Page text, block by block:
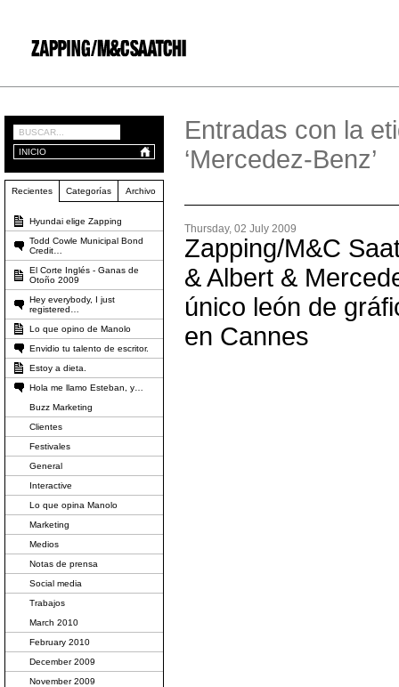
Entradas con la
‘Mercedez-Benz’
Thursday, 02 July 2009
Zapping/M&C
& Albert &
único león de
en Cannes
INICIO
Recientes Categorías Archivo
Hyundai elige Zapping
Todd Cowle Municipal Bond
Credit…
El Corte Inglés - Ganas de
Otoño 2009
Hey everybody, I just
registered…
Lo que opino de Manolo
Envidio tu talento de escritor.
Estoy a dieta.
Hola me llamo Esteban, y…
Buzz Marketing
Clientes
Festivales
General
Interactive
Lo que opina Manolo
Marketing
Medios
Notas de prensa
Social media
Trabajos
March 2010
February 2010
December 2009
November 2009